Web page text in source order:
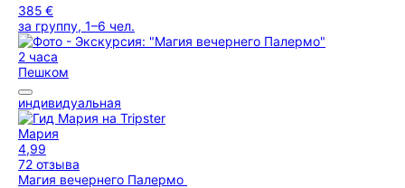
385 €
за группу, 1–6 чел.
2 часа
Пешком
индивидуальная
Мария
4,99
72 отзыва
Магия вечернего Палермо